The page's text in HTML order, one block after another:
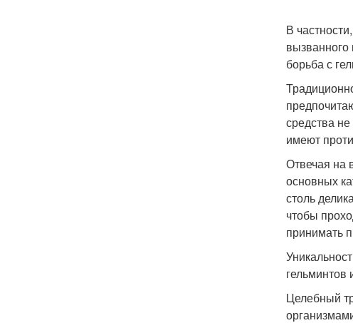
В
борьба с
средства
имеют
Отвечая на
основных
столь
чтобы
принимать
гельминтов
Целебный